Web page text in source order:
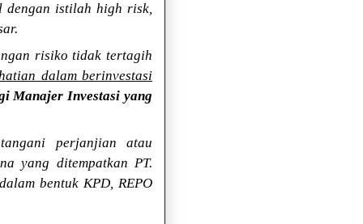
dengan istilah high risk,
risiko tidak tertagih
dalam berinvestasi
Manajer Investasi yang
perjanjian atau
yang ditempatkan PT.
bentuk KPD, REPO